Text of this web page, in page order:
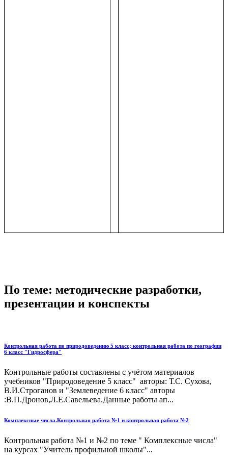
По теме: методические разработки,
презентации и конспекты
Контрольная работа по природоведению 5 класс; контрольная работа по географии
6 класс "Гидросфера"
Контрольные работы составлены с учётом материалов
учебников "Природоведение 5 класс" авторы: Т.С. Сухова,
В.И.Строганов и "Землеведение 6 класс" авторы
:В.П.Дронов,Л.Е.Савельева.Данные работы ап...
Комплексные числа.Контрольная работа №1 и контрольная работа №2
Контрольная работа №1 и №2 по теме " Комплексные числа"
на курсах "Учитель профильной школы"...